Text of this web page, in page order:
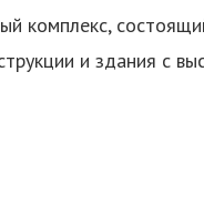
комплекс,
и здания с